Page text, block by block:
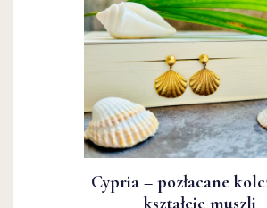
Cypria – pozłacane
kształcie muszli